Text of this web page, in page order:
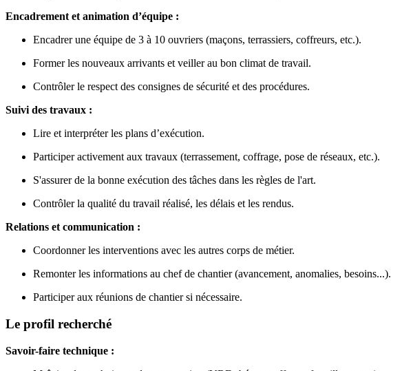
Encadrement et animation d’équipe :
Encadrer une équipe de 3 à 10 ouvriers (maçons, terrassiers, coffreurs, etc.).
Former les nouveaux arrivants et veiller au bon climat de travail.
Contrôler le respect des consignes de sécurité et des procédures.
Suivi des travaux :
Lire et interpréter les plans d’exécution.
Participer activement aux travaux (terrassement, coffrage, pose de réseaux, etc.).
S'assurer de la bonne exécution des tâches dans les règles de l'art.
Contrôler la qualité du travail réalisé, les délais et les rendus.
Relations et communication :
Coordonner les interventions avec les autres corps de métier.
Remonter les informations au chef de chantier (avancement, anomalies, besoins...).
Participer aux réunions de chantier si nécessaire.
Le profil recherché
Savoir-faire technique :